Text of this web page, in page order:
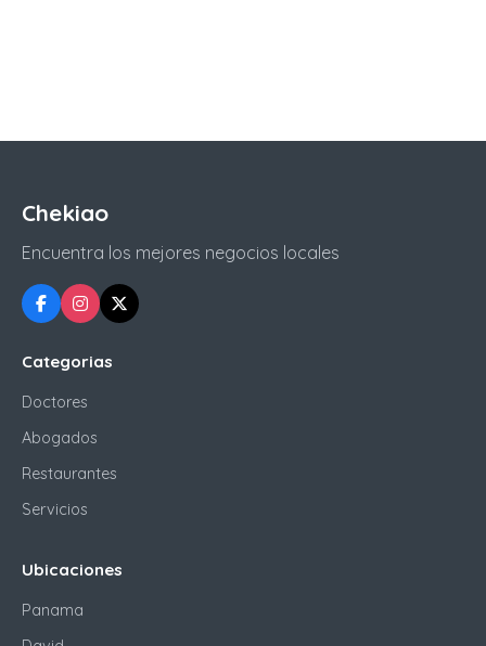
Chekiao
Encuentra los mejores negocios locales
Categorias
Doctores
Abogados
Restaurantes
Servicios
Ubicaciones
Panama